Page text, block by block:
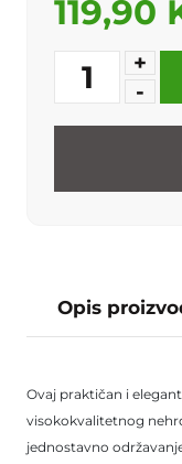
119,90
1
+
-
Opis
Ovaj praktičan i
visokokvalitetnog
jednostavno